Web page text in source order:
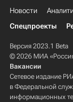
Новости
Спецпроекты
Версия 2023.1 Beta
© 2026 МИА
Вакансии
Сетевое издание
в Федеральной
информационных